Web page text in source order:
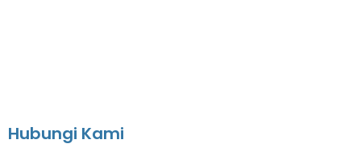
Hubungi Kami